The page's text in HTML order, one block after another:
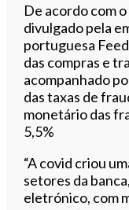
De acordo com
divulgado pela
portuguesa
das compras e
acompanhado
das taxas de
monetário das
5,5%
“A covid criou
setores da
eletrónico, com